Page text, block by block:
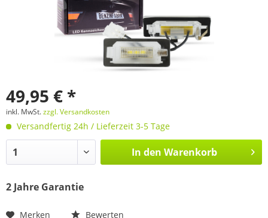
49,95 € *
inkl. MwSt.zzgl. Versandkosten
Versandfertig 24h / Lieferzeit 3-5 Tage
In den Warenkorb
2 Jahre Garantie
Merken Bewerten